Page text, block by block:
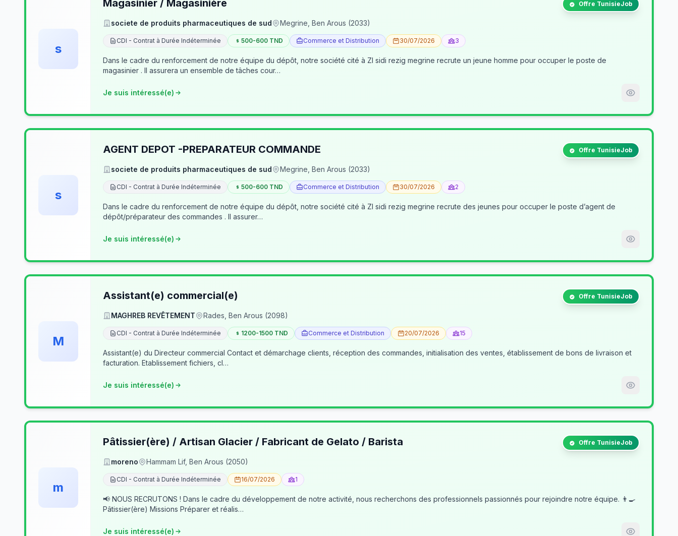
s
Magasinier / Magasinière Offre TunisieJob
societe de produits pharmaceutiques de sud Megrine, Ben Arous (2033)
CDI - Contrat à Durée Indéterminée 500-600 TND Commerce et Distribution 30/07/2026 3
Dans le cadre du renforcement de notre équipe du dépôt, notre société cité à ZI sidi rezig megrine recrute un jeune homme pour occuper le poste de
magasinier . Il assurera un ensemble de tâches cour…
Je suis intéressé(e)
s
AGENT DEPOT -PREPARATEUR COMMANDE Offre TunisieJob
societe de produits pharmaceutiques de sud Megrine, Ben Arous (2033)
CDI - Contrat à Durée Indéterminée 500-600 TND Commerce et Distribution 30/07/2026 2
Dans le cadre du renforcement de notre équipe du dépôt, notre société cité à ZI sidi rezig megrine recrute des jeunes pour occuper le poste d’agent de
dépôt/préparateur des commandes . Il assurer…
Je suis intéressé(e)
M
Assistant(e) commercial(e) Offre TunisieJob
MAGHREB REVÊTEMENT Rades, Ben Arous (2098)
CDI - Contrat à Durée Indéterminée 1200-1500 TND Commerce et Distribution 20/07/2026 15
Assistant(e) du Directeur commercial Contact et démarchage clients, réception des commandes, initialisation des ventes, établissement de bons de livraison et
facturation. Etablissement fichiers, cl…
Je suis intéressé(e)
m
Pâtissier(ère) / Artisan Glacier / Fabricant de Gelato / Barista Offre TunisieJob
moreno Hammam Lif, Ben Arous (2050)
CDI - Contrat à Durée Indéterminée 16/07/2026 1
📢 NOUS RECRUTONS ! Dans le cadre du développement de notre activité, nous recherchons des professionnels passionnés pour rejoindre notre équipe. 👨‍🍳
Pâtissier(ère) Missions Préparer et réalis…
Je suis intéressé(e)